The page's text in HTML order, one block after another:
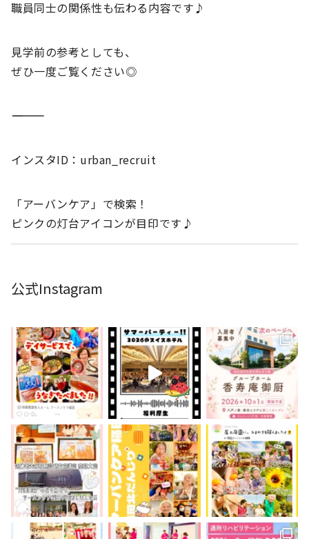
職員同士の関係性も伝わる内容です♪
見学前の参考としても、
ぜひ一度ご覧ください◎
――――――――――
インスタID：urban_recruit
「アーバンケア」で検索！
ピンクの灯台アイコンが目印です♪
公式Instagram